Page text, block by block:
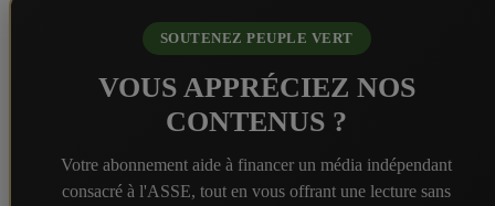
SOUTENEZ PEUPLE VERT
VOUS APPRÉCIEZ NOS
CONTENUS ?
Votre abonnement aide à financer un média indépendant
consacré à l'ASSE, tout en vous offrant une lecture sans